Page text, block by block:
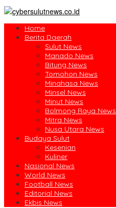
Home
Berita Daerah
Sulut News
Manado News
Bitung News
Tomohon News
Minahasa News
Minsel News
Minut News
Bolmong Raya News
Mitra News
Nusa Utara News
Budaya Sulut
Kesenian
Kuliner
Nasional News
World News
Football News
Editorial News
Ekbis News